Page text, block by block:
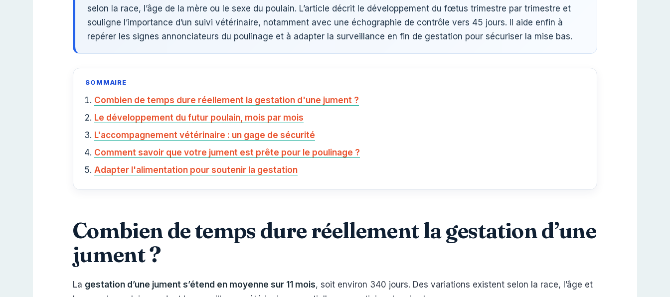
selon la race, l’âge de la mère ou le sexe du poulain. L’article décrit le développement du fœtus trimestre par trimestre et
souligne l’importance d’un suivi vétérinaire, notamment avec une échographie de contrôle vers 45 jours. Il aide enfin à
repérer les signes annonciateurs du poulinage et à adapter la surveillance en fin de gestation pour sécuriser la mise bas.
SOMMAIRE
Combien de temps dure réellement la gestation d'une jument ?
Le développement du futur poulain, mois par mois
L'accompagnement vétérinaire : un gage de sécurité
Comment savoir que votre jument est prête pour le poulinage ?
Adapter l'alimentation pour soutenir la gestation
Combien de temps dure réellement la gestation d’une
jument ?
La gestation d’une jument s’étend en moyenne sur 11 mois, soit environ 340 jours. Des variations existent selon la race, l’âge et